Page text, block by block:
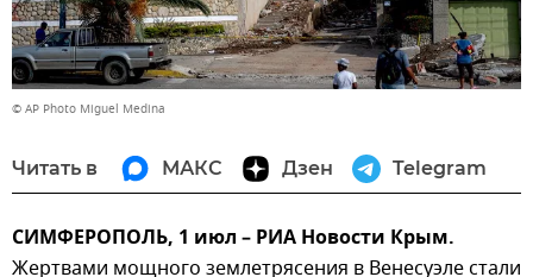
© AP Photo Miguel Medina
Читать в МАКС Дзен Telegram
СИМФЕРОПОЛЬ, 1 июл – РИА Новости Крым.
Жертвами мощного землетрясения в Венесуэле стали